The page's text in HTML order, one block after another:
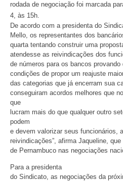
rodada de negociação foi marcada
4, às 15h.
De acordo com a presidenta do
Mello, os representantes dos
quarta tentando construir uma
atendesse as reivindicações dos
de números para os bancos
condições de propor um reajuste
das categorias que já encerram sua
conseguiram acordos melhores que
que
lucram mais do que qualquer outro
podem
e devem valorizar seus funcionários,
reivindicações”, afirma Jaqueline,
de Pernambuco nas negociações
Para a presidenta
do Sindicato, as negociações da